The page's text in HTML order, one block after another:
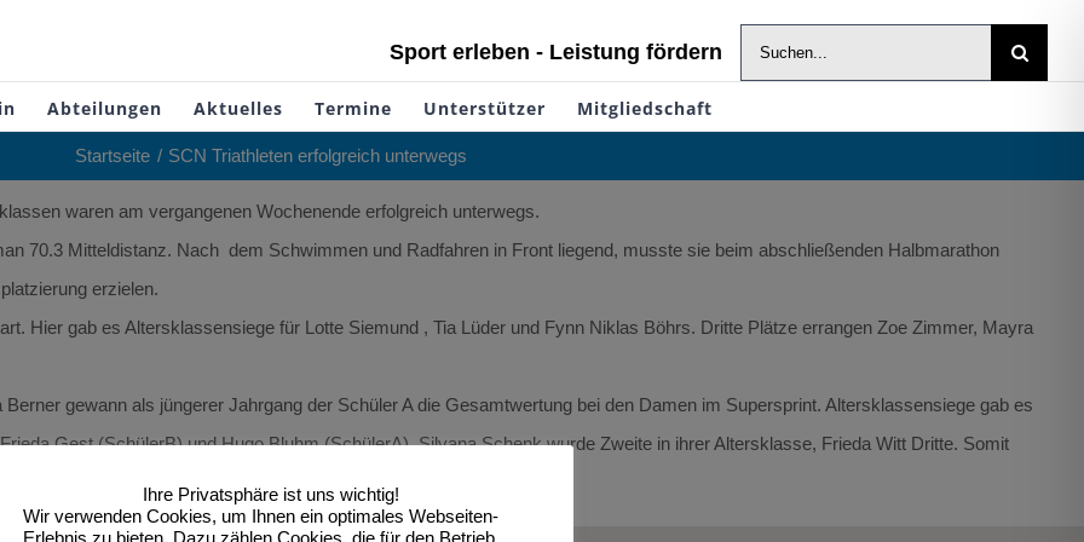
Sport erleben - Leistung fördern
Suche
nach:
Abteilungen Aktuelles Termine Unterstützer Mitgliedschaft
Startseite SCN Triathleten erfolgreich unterwegs
waren am vergangenen Wochenende erfolgreich unterwegs.
70.3 Mitteldistanz. Nach dem Schwimmen und Radfahren in Front liegend, musste sie beim abschließenden Halbmarathon
erzielen.
Hier gab es Altersklassensiege für Lotte Siemund , Tia Lüder und Fynn Niklas Böhrs. Dritte Plätze errangen Zoe Zimmer, Mayra
gewann als jüngerer Jahrgang der Schüler A die Gesamtwertung bei den Damen im Supersprint. Altersklassensiege gab es
Gest (SchülerB) und Hugo Bluhm (SchülerA). Silvana Schenk wurde Zweite in ihrer Altersklasse, Frieda Witt Dritte. Somit
Ihre Privatsphäre ist uns wichtig!
Wir verwenden Cookies, um Ihnen ein optimales Webseiten-
Erlebnis zu bieten. Dazu zählen Cookies, die für den Betrieb